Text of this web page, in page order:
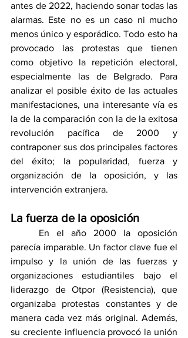
antes de 2022, haciendo sonar todas las
alarmas. Este no es un caso ni mucho
menos único y esporádico. Todo esto ha
provocado las protestas que tienen
como objetivo la repetición electoral,
especialmente las de Belgrado. Para
analizar el posible éxito de las actuales
manifestaciones, una interesante vía es
la de la comparación con la de la exitosa
revolución pacífica de 2000 y
contraponer sus dos principales factores
del éxito; la popularidad, fuerza y
organización de la oposición, y las
intervención extranjera.
La fuerza de la oposición
parecía imparable. Un factor clave fue el
impulso y la unión de las fuerzas y
organizaciones estudiantiles bajo el
liderazgo de Otpor (Resistencia), que
organizaba protestas constantes y de
manera cada vez más original. Además,
su creciente influencia provocó la unión